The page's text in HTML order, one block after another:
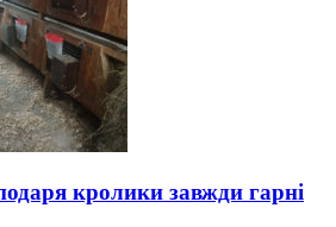
кролики завжди гарні